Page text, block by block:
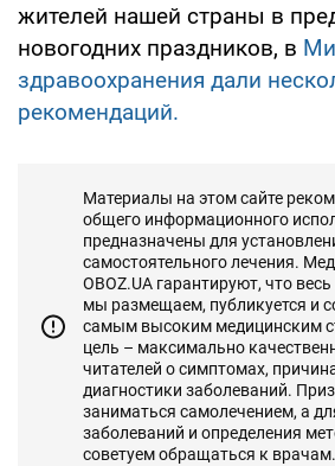
жителей нашей страны в
новогодних праздников, в
здравоохранения дали
рекомендаций.
Материалы на этом сайте
общего информационного
предназначены для
самостоятельного лечения.
OBOZ.UA гарантируют, что
мы размещаем, публикуется и
самым высоким медицинским
цель – максимально
читателей о симптомах,
диагностики заболеваний.
заниматься самолечением, а
заболеваний и определения
советуем обращаться к врачам.